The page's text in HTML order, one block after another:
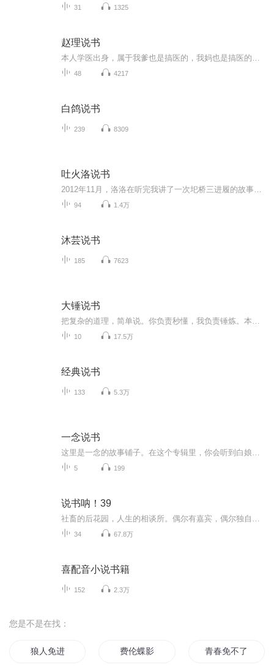
31 1325
赵理说书
48 4217
白鸽说书
239 8309
吐火洛说书
94 1.4万
沐芸说书
185 7623
大锤说书
10 17.5万
经典说书
133 5.3万
一念说书
5 199
说书呐！39
34 67.8万
喜配音小说书籍
152 2.3万
您是不是在找：
狼人免进 费伦蝶影 青春免不了犯二